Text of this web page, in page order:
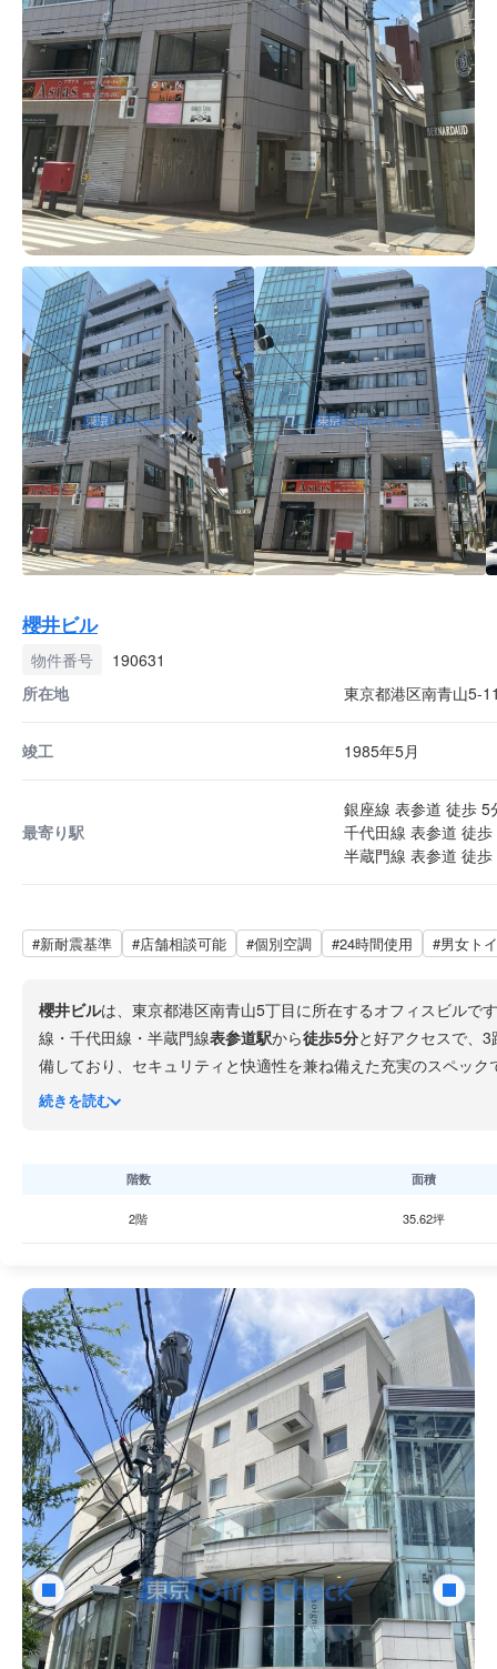
櫻井ビル
物件番号
190631
所在地
東京都港区南青山5-
竣工 1985年5月
最寄り駅
銀座線 表参道 徒歩 5
千代田線 表参道 徒歩
半蔵門線 表参道 徒歩
#新耐震基準 #店舗相談可能 #個別空調 #24時間使用 #男女ト
櫻井ビルは、東京都港区南青山5丁目に所在するオフィスビルで
線・千代田線・半蔵門線表参道駅から徒歩5分と好アクセスで、
備しており、セキュリティと快適性を兼ね備えた充実のスペック
ィングにも対応しやすい環境です。
続きを読む
階数 面積
2階 35.62坪